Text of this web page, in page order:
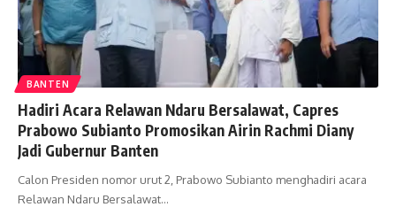
BANTEN
Hadiri Acara Relawan Ndaru Bersalawat, Capres
Prabowo Subianto Promosikan Airin Rachmi Diany
Jadi Gubernur Banten
Calon Presiden nomor urut 2, Prabowo Subianto menghadiri acara
Relawan Ndaru Bersalawat…